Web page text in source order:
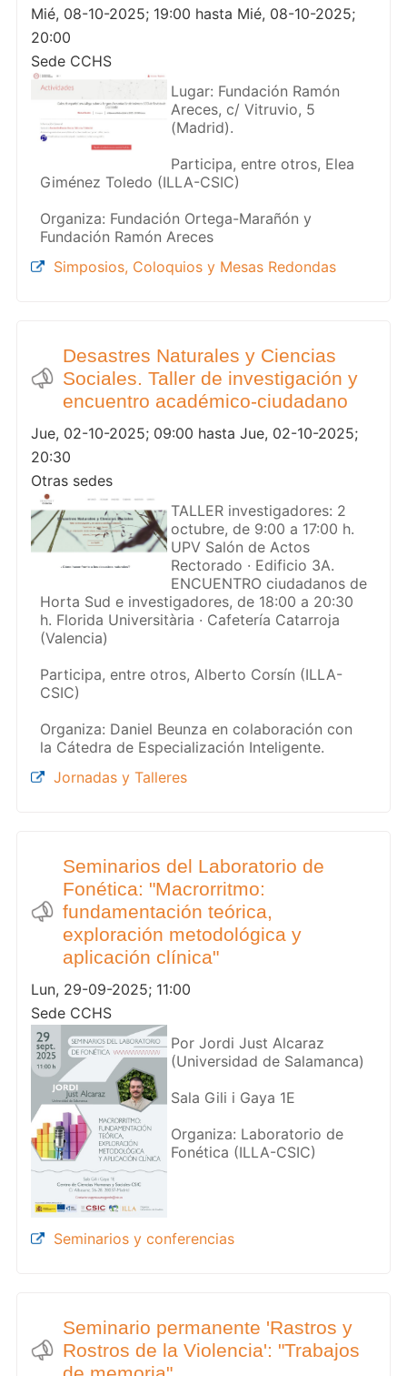
Mié, 08-10-2025; 19:00 hasta Mié, 08-10-2025;
20:00
Sede CCHS
Lugar: Fundación Ramón
Areces, c/ Vitruvio, 5
(Madrid).
Participa, entre otros, Elea
Giménez Toledo (ILLA-CSIC)
Organiza: Fundación Ortega-Marañón y
Fundación Ramón Areces
Simposios, Coloquios y Mesas Redondas
Desastres Naturales y Ciencias
Sociales. Taller de investigación y
encuentro académico-ciudadano
Jue, 02-10-2025; 09:00 hasta Jue, 02-10-2025;
20:30
Otras sedes
TALLER investigadores: 2
octubre, de 9:00 a 17:00 h.
UPV Salón de Actos
Rectorado · Edificio 3A.
ENCUENTRO ciudadanos de
Horta Sud e investigadores, de 18:00 a 20:30
h. Florida Universitària · Cafetería Catarroja
(Valencia)
Participa, entre otros, Alberto Corsín (ILLA-
CSIC)
Organiza: Daniel Beunza en colaboración con
la Cátedra de Especialización Inteligente.
Jornadas y Talleres
Seminarios del Laboratorio de
Fonética: "Macrorritmo:
fundamentación teórica,
exploración metodológica y
aplicación clínica"
Lun, 29-09-2025; 11:00
Sede CCHS
Por Jordi Just Alcaraz
(Universidad de Salamanca)
Sala Gili i Gaya 1E
Organiza: Laboratorio de
Fonética (ILLA-CSIC)
Seminarios y conferencias
Seminario permanente 'Rastros y
Rostros de la Violencia': "Trabajos